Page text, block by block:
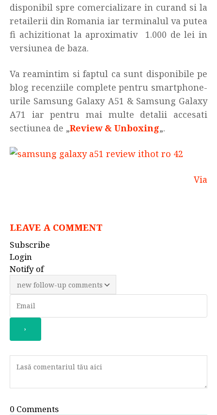
disponibil spre comercializare in curand si la
retailerii din Romania iar terminalul va putea
fi achizitionat la aproximativ 1.000 de lei in
versiunea de baza.
Va reamintim si faptul ca sunt disponibile pe
blog recenziile complete pentru smartphone-
urile Samsung Galaxy A51 & Samsung Galaxy
A71 iar pentru mai multe detalii accesati
sectiunea de „Review & Unboxing„.
Via
LEAVE A COMMENT
Subscribe
Login
Notify of
0 Comments